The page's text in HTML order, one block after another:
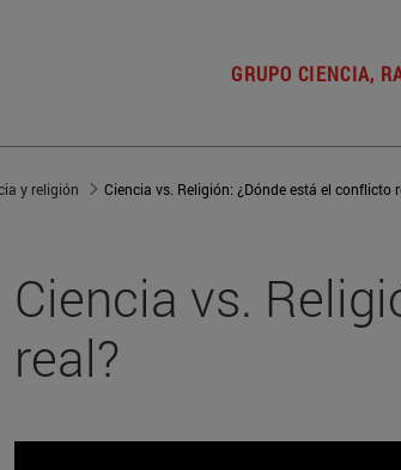
GRUPO CIENCIA,
y religión Ciencia vs. Religión: ¿Dónde está el conflicto
Ciencia vs.
real?